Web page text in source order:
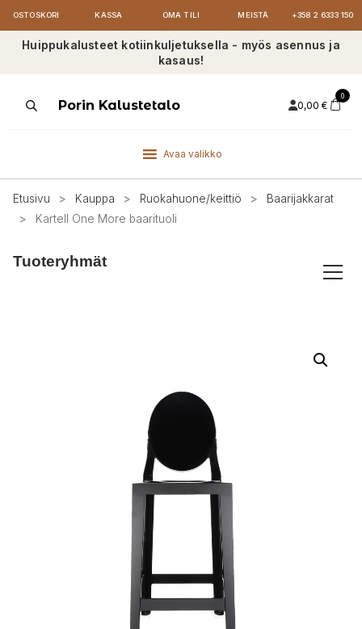
OSTOSKORI KASSA OMA TILI MEISTÄ +358 2 6333 150
Huippukalusteet kotiinkuljetuksella - myös asennus ja
kasaus!
ProductsPorin Kalustetalo 0,00 €
0
Avaa valikko
Etusivu > Kauppa > Ruokahuone/keittiö >
Baarijakkarat
>
Kartell One More baarituoli
Tuoteryhmät